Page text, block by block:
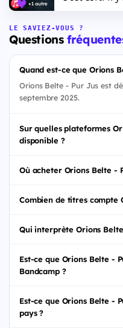
+1 autre
LE SAVIEZ-VOUS ?
Questions
Quand est-ce que Orions
Orions Belte - Pur Jus est
septembre 2025.
Sur quelles plateformes
disponible ?
Où acheter Orions Belte -
Combien de titres compte
Qui interprète Orions
Est-ce que Orions Belte -
Bandcamp ?
Est-ce que Orions Belte -
pays ?